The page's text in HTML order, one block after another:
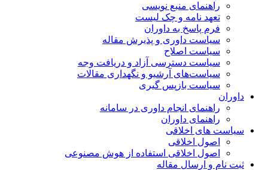
راهنمای منبع نویسی
تعهد نامه و چک لیست
فرم پاسخ به داوران
سیاست داوری و پذیرش مقاله
سیاست اصلاح
سیاست دسترسی آزاد و دریافت وجه
سیاست‌های آرشیو و نگهداری مقالات
سیاست بازپس گیری
داوران
راهنمای انجام داوری در سامانه
راهنمای داوران
سیاست های اخلاقی
اصول اخلاقی
اصول اخلاقی استفاده از هوش مصنوعی
ثبت نام و ارسال مقاله